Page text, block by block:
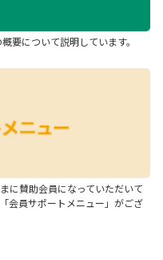
要について説明しています。
に賛助会員になっていただいて
会員サポートメニュー」がござ